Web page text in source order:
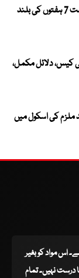
عالمی مارکیٹ میں سونا مزید مہنگا ، قیمت 7 ہفتوں کی بلند
کیس، دلائل مکمل،
ملزم کی اسکول میں
اس مواد کو بغیر
نہیں۔ تمام